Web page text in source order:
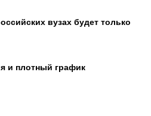
вузах будет только
и плотный график